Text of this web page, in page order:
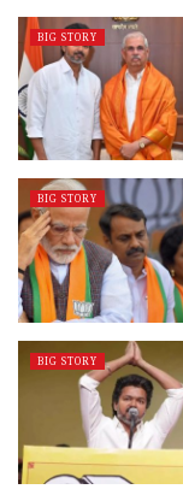
BIG STORY
BIG STORY
BIG STORY